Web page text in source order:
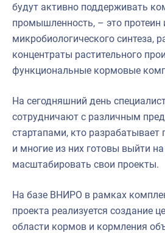
будут активно поддерживать
промышленность, – это протеин
микробиологического синтеза,
концентраты растительного
функциональные кормовые
На сегодняшний день
сотрудничают с различным
стартапами, кто
и многие из них готовы выйти
масштабировать свои проекты.
На базе ВНИРО в рамках
проекта реализуется создание
области кормов и кормления